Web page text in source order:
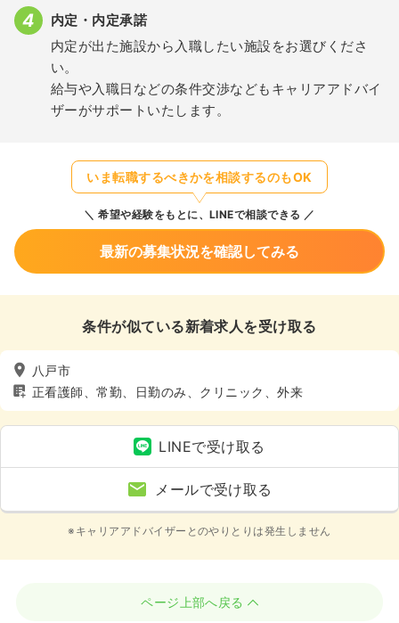
内定・内定承諾
内定が出た施設から入職したい施設をお選びくださ
い。
給与や入職日などの条件交渉などもキャリアアドバイ
ザーがサポートいたします。
いま転職するべきかを相談するのもOK
希望や経験をもとに、LINEで相談できる
最新の募集状況を確認してみる
条件が似ている新着求人を受け取る
八戸市
正看護師、常勤、日勤のみ、クリニック、外来
LINEで受け取る
メールで受け取る
※キャリアアドバイザーとのやりとりは発生しません
ページ上部へ戻る